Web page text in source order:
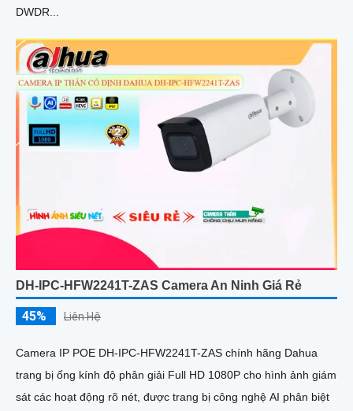
DWDR...
DH-IPC-HFW2241T-ZAS Camera An Ninh Giá Rẻ
45% Liên Hệ
Camera IP POE DH-IPC-HFW2241T-ZAS chính hãng Dahua
trang bị ống kính độ phân giải Full HD 1080P cho hình ảnh giám
sát các hoạt động rõ nét, được trang bị công nghệ AI phân biệt